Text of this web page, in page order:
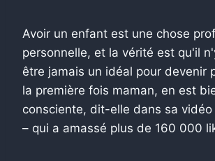
Avoir un enfant est une chose
personnelle, et la vérité est qu'il
être jamais un idéal pour devenir
la première fois maman, en est
consciente, dit-elle dans sa
– qui a amassé plus de 160 000